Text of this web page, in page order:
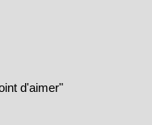
d'aimer"